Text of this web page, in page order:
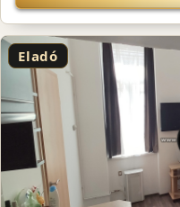
Eladó